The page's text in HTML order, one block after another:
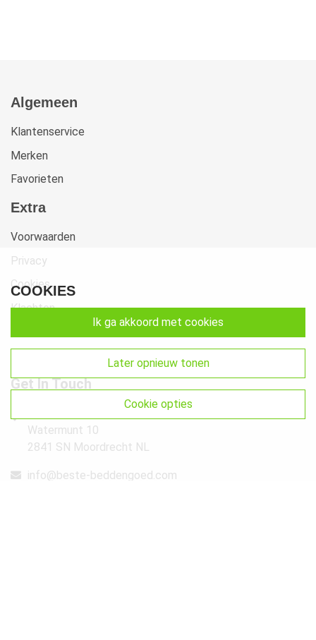
Algemeen
Klantenservice
Merken
Favorieten
Extra
Voorwaarden
Privacy
Cookies
Klachten
Retourneren & Ruilen
Get In Touch
Watermunt 10
2841 SN Moordrecht NL
info@beste-beddengoed.com
COOKIES
ik ga akkoord met cookies
later opnieuw tonen
cookie opties